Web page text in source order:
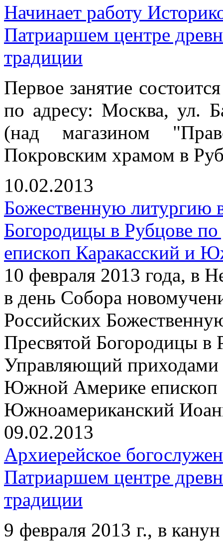
Начинает работу
Патриаршем центре
традиции
Первое занятие
по адресу: Москва, ул.
(над магазином
Покровским храмом в
10.02.2013
Божественную литургию
Богородицы в Рубцове
епископ Каракасский и
10 февраля 2013 года, в
в день Собора
Российских
Пресвятой Богородицы в
Управляющий приходами
Южной Америке епископ
Южноамериканский
09.02.2013
Архиерейское
Патриаршем центре
традиции
9 февраля 2013 г., в